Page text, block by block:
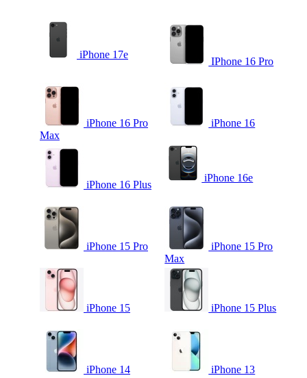
iPhone 17e
IPhone 16 Pro
iPhone 16 Pro
Max
iPhone 16
iPhone 16 Plus
iPhone 16e
iPhone 15 Pro
iPhone 15 Pro
Max
iPhone 15 iPhone 15 Plus
iPhone 14 iPhone 13